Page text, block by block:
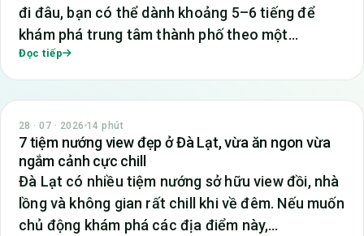
đi đâu, bạn có thể dành khoảng 5–6 tiếng để
khám phá trung tâm thành phố theo một…
Đọc tiếp
TIN TỨC
28 · 07 · 2026 14 phút
7 tiệm nướng view đẹp ở Đà Lạt, vừa ăn ngon vừa
ngắm cảnh cực chill
Đà Lạt có nhiều tiệm nướng sở hữu view đồi, nhà
lồng và không gian rất chill khi về đêm. Nếu muốn
chủ động khám phá các địa điểm này,…